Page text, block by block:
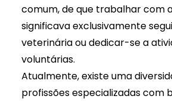
comum, de que trabalhar com
significava exclusivamente
veterinária ou dedicar-se a
voluntárias.
Atualmente, existe uma
profissões especializadas com